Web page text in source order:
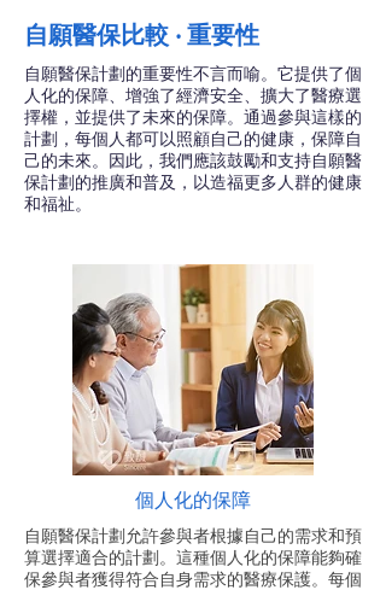
自願醫保比較 ‧ 重要性
自願醫保計劃的重要性不言而喻。它提供了個
人化的保障、增強了經濟安全、擴大了醫療選
擇權，並提供了未來的保障。通過參與這樣的
計劃，每個人都可以照顧自己的健康，保障自
己的未來。因此，我們應該鼓勵和支持自願醫
保計劃的推廣和普及，以造福更多人群的健康
和福祉。
個人化的保障
自願醫保計劃允許參與者根據自己的需求和預
算選擇適合的計劃。這種個人化的保障能夠確
保參與者獲得符合自身需求的醫療保護。每個